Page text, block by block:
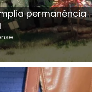
permanência